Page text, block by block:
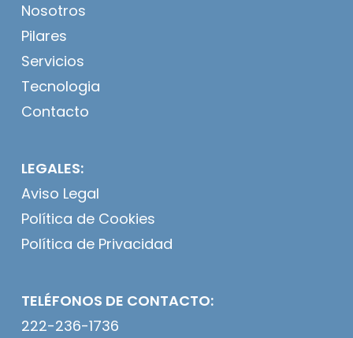
Nosotros
Pilares
Servicios
Tecnologia
Contacto
LEGALES:
Aviso Legal
Política de Cookies
Política de Privacidad
TELÉFONOS DE CONTACTO:
222-236-1736